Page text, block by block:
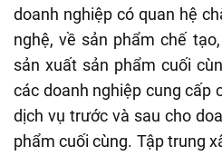
doanh nghiệp có quan hệ
nghệ, về sản phẩm chế
sản xuất sản phẩm cuối
các doanh nghiệp cung cấp
dịch vụ trước và sau cho
phẩm cuối cùng. Tập trung